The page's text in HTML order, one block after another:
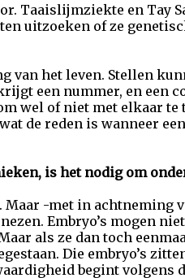
Taaislijmziekte en Tay
uitzoeken of ze
het leven. Stellen
een nummer, en een
wel of niet met elkaar te
de reden is wanneer
is het nodig om
Maar -met in achtneming
Embryo’s mogen
als ze dan toch
Die embryo’s
begint volgens